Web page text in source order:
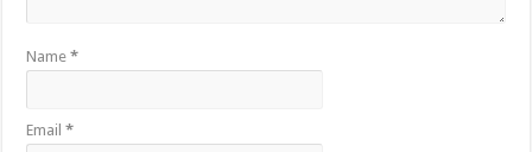
Name*
Email*